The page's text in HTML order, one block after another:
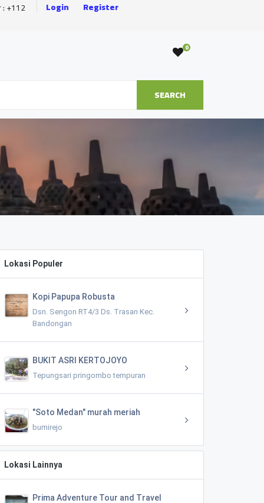
: +112 Login Register
0
SEARCH
Lokasi Populer
Kopi Papupa Robusta
Dsn. Sengon RT4/3 Ds. Trasan Kec.
Bandongan
BUKIT ASRI KERTOJOYO
Tepungsari pringombo tempuran
"Soto Medan" murah meriah
bumirejo
Lokasi Lainnya
Prima Adventure Tour and Travel